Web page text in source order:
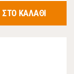
ΣΤΟ ΚΑΛΑΘΙ